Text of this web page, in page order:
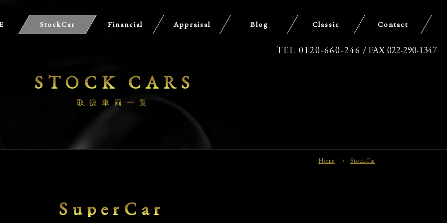
TEL 0120-660-246 / FAX 022-290-1347
StockCar Financial Appraisal Blog Classic Contact
STOCK CARS
取扱車両一覧
Home > StockCar
SuperCar